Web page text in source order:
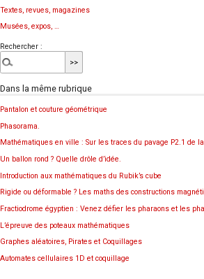
Textes, revues, magazines
Musées, expos, …
Rechercher :
Dans la même rubrique
Pantalon et couture géométrique
Phasorama.
Mathématiques en ville : Sur les traces du pavage P2.1 de
Un ballon rond ? Quelle drôle d’idée.
Introduction aux mathématiques du Rubik’s cube
Rigide ou déformable ? Les maths des constructions
Fractiodrome égyptien : Venez défier les pharaons et les
L’épreuve des poteaux mathématiques
Graphes aléatoires, Pirates et Coquillages
Automates cellulaires 1D et coquillage